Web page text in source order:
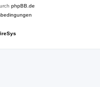
phpBB.de